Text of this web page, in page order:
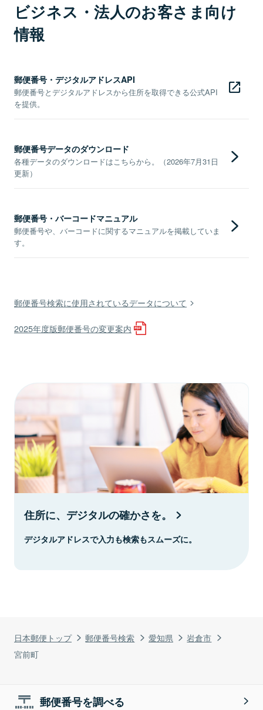
日本郵便トップ 郵便番号検索 愛知県
岩倉市
宮前町
ビジネス・法人のお客さま向け
情報
郵便番号・デジタルアドレスAPI
郵便番号とデジタルアドレスから住所を取得できる公式API
を提供。
郵便番号データのダウンロード
各種データのダウンロードはこちらから。（2026年7月31日
更新）
郵便番号・バーコードマニュアル
郵便番号や、バーコードに関するマニュアルを掲載していま
す。
郵便番号検索に使用されているデータについて
2025年度版郵便番号の変更案内
住所に、デジタルの確かさを。
デジタルアドレスで入力も検索もスムーズに。
郵便番号を調べる